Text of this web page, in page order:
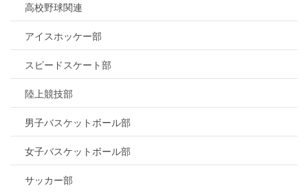
高校野球関連
アイスホッケー部
スピードスケート部
陸上競技部
男子バスケットボール部
女子バスケットボール部
サッカー部